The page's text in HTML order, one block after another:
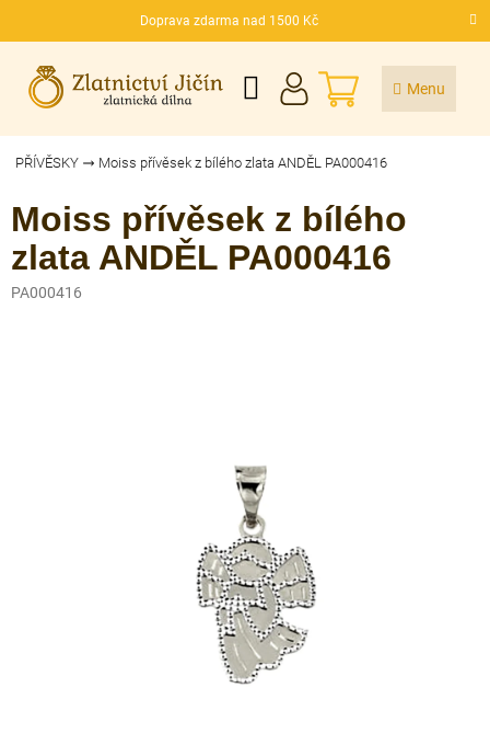
Doprava zdarma nad 1500 Kč
CZK
NÁKUPNÍ
KOŠÍK
PŘÍVĚSKY Moiss přívěsek z bílého zlata ANDĚL PA000416
Moiss přívěsek z bílého
zlata ANDĚL PA000416
PA000416